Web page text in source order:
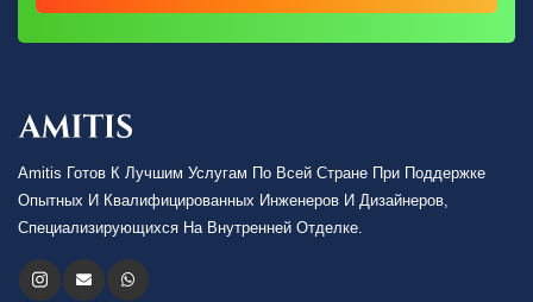
Amitis Готов К Лучшим Услугам По Всей Стране При Поддержке
Опытных И Квалифицированных Инженеров И Дизайнеров,
Специализирующихся На Внутренней Отделке.